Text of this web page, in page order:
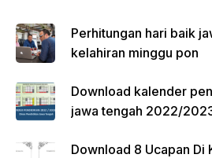
Perhitungan hari baik
kelahiran minggu pon
Download kalender
jawa tengah 2022/
Download 8 Ucapan Di